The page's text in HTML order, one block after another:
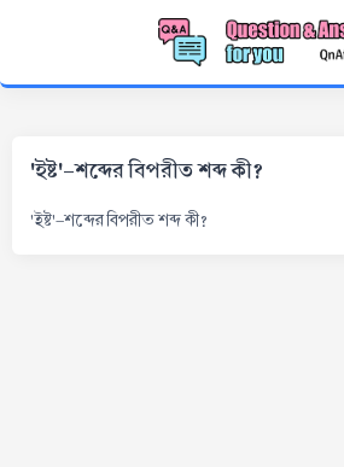
'ইষ্ট'-শব্দের বিপরীত শব্দ কী?
'ইষ্ট'-শব্দের বিপরীত শব্দ কী?